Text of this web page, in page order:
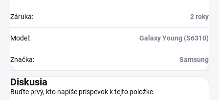
Záruka: 2 roky
Model : Galaxy Young (S6310)
Značka: Samsung
Diskusia
Buďte prvý, kto napíše príspevok k tejto položke.